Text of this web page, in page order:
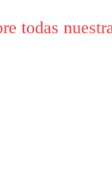
todas